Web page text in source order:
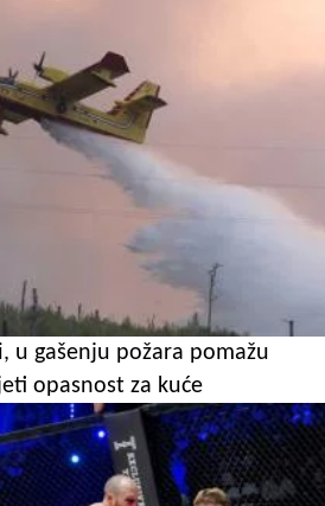
u gašenju požara pomažu
opasnost za kuće